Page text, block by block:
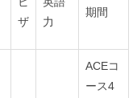
ザ
力
期間
ACEコ
ース4